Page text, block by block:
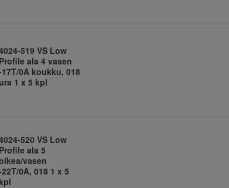
519 VS Low
Profile ala 4 vasen
0A koukku, 018
ura 1 x 5 kpl
520 VS Low
Profile ala 5
vasen
0A, 018 1 x 5
kpl